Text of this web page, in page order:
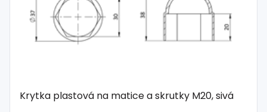
Krytka plastová na matice a skrutky M20, sivá